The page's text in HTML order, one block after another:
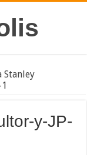
Stanley
y-JP-